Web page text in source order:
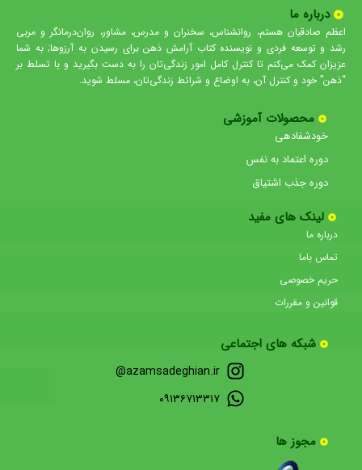
درباره ما
اعظم صادقیان هستم، روانشناس، سخنران و مدرس، مشاور، روان‌درمانگر و مربی
رشد و توسعه فردی و نویسنده کتاب آرامش ذهن برای رسیدن به آرزوها; به شما
عزیزان کمک می‌کنم تا کنترل کامل امور زندگی‌تان را به دست بگیرید و با تسلط بر
“ذهن” خود و کنترل آن، به اوضاع و شرائط زندگی‌تان، مسلط شوید.
محصولات آموزشی
خودشفادهی
دوره اعتماد به نفس
دوره جذب اشتیاق
لینک های مفید
درباره ما
تماس باما
حریم خصوصی
قوانین و مقررات
شبکه های اجتماعی
azamsadeghian.ir@
۰۹۱۳۶۷۱۳۳۱۷
مجوز ها